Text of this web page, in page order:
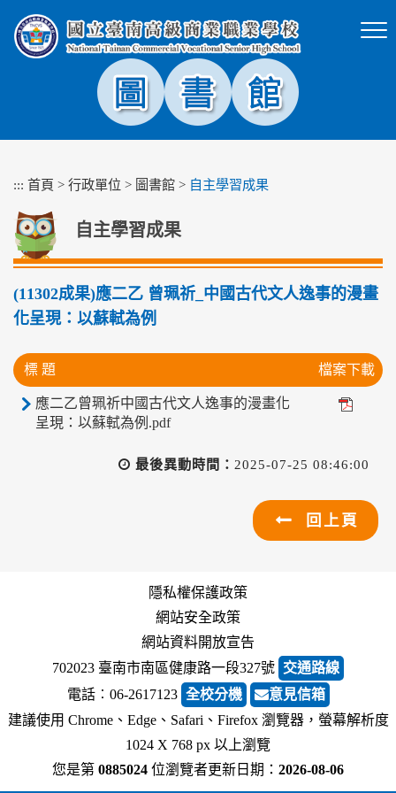
塊
::: 首頁 > 行政單位 > 圖書館 > 自主學習成果
自主學習成果
(11302成果)應二乙 曾珮祈_中國古代文人逸事的漫畫
化呈現：以蘇軾為例
標 題 檔案下載
應二乙曾珮祈中國古代文人逸事的漫畫化
呈現：以蘇軾為例.pdf
最後異動時間： 2025-07-25 08:46:00
回上頁
隱私權保護政策
網站安全政策
網站資料開放宣告
702023 臺南市南區健康路一段327號 交通路線
電話︰06-2617123 全校分機
意見信箱
建議使用 Chrome、Edge、Safari、Firefox 瀏覽器，螢幕解析度
1024 X 768 px 以上瀏覽
您是第 0885024 位瀏覽者更新日期： 2026-08-06